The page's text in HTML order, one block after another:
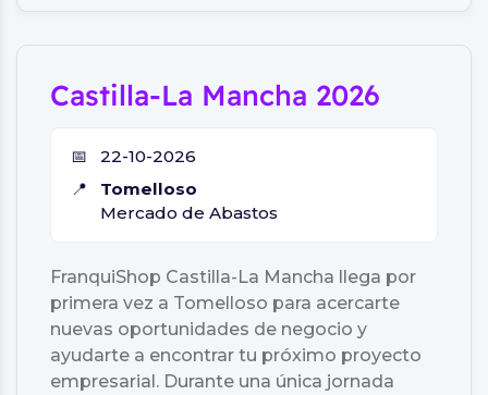
Castilla-La Mancha 2026
📅
22-10-2026
📍
Tomelloso
Mercado de Abastos
FranquiShop Castilla-La Mancha llega por
primera vez a Tomelloso para acercarte
nuevas oportunidades de negocio y
ayudarte a encontrar tu próximo proyecto
empresarial. Durante una única jornada